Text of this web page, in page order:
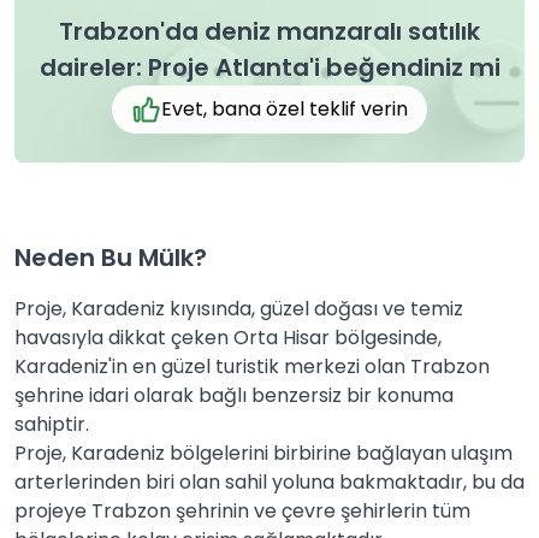
Trabzon'da deniz manzaralı satılık
daireler: Proje Atlanta'i beğendiniz mi
Evet, bana özel teklif verin
Neden Bu Mülk?
Proje, Karadeniz kıyısında, güzel doğası ve temiz
havasıyla dikkat çeken Orta Hisar bölgesinde,
Karadeniz'in en güzel turistik merkezi olan Trabzon
şehrine idari olarak bağlı benzersiz bir konuma
sahiptir.
Proje, Karadeniz bölgelerini birbirine bağlayan ulaşım
arterlerinden biri olan sahil yoluna bakmaktadır, bu da
projeye Trabzon şehrinin ve çevre şehirlerin tüm